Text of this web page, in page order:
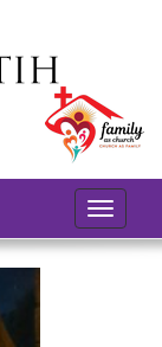
Toggle